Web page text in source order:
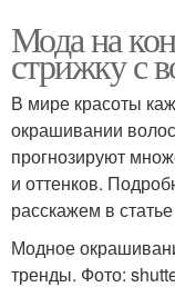
Мода на
стрижку с
В мире красоты
окрашивании
прогнозируют
и оттенков.
расскажем в статье
Модное
тренды. Фото: